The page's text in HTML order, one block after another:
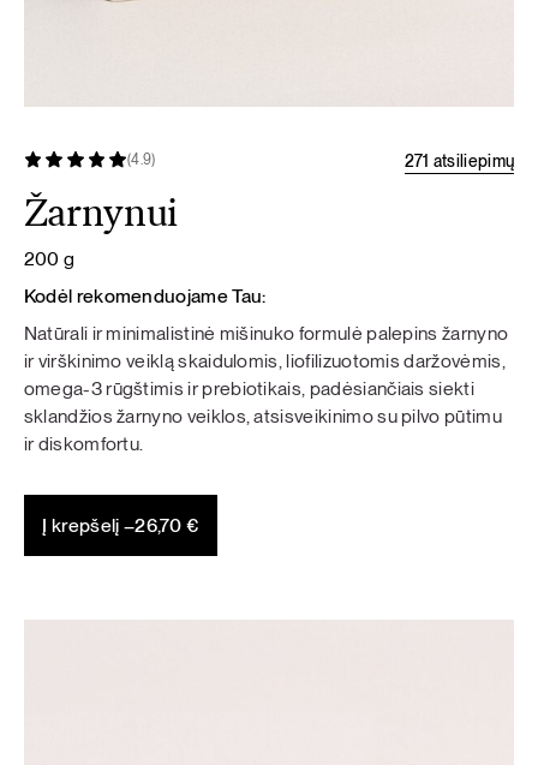
(4.9) 271 atsiliepimų
Žarnynui
200 g
Kodėl rekomenduojame Tau:
Natūrali ir minimalistinė mišinuko formulė palepins žarnyno
ir virškinimo veiklą skaidulomis, liofilizuotomis daržovėmis,
omega-3 rūgštimis ir prebiotikais, padėsiančiais siekti
sklandžios žarnyno veiklos, atsisveikinimo su pilvo pūtimu
ir diskomfortu.
Į krepšelį –26,70€